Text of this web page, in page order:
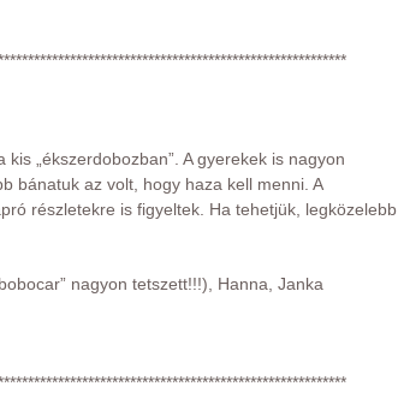
„ékszerdobozban”. A gyerekek is nagyon
bánatuk az volt, hogy haza kell menni. A
részletekre is figyeltek. Ha tehetjük, legközelebb
nagyon tetszett!!!), Hanna, Janka